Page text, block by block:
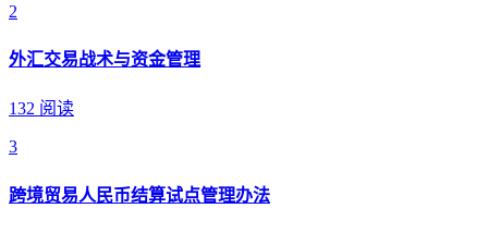
2
外汇交易战术与资金管理
132 阅读
3
跨境贸易人民币结算试点管理办法